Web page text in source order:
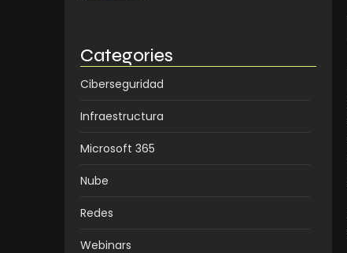
Categories
Ciberseguridad
Infraestructura
Microsoft 365
Nube
Redes
Webinars